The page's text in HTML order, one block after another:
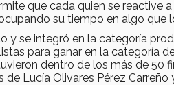
que cada quien se reactive
su tiempo en algo que
y se integró en la categoría
para ganar en la categoría
dentro de los más de 50
Lucía Olivares Pérez Carreño